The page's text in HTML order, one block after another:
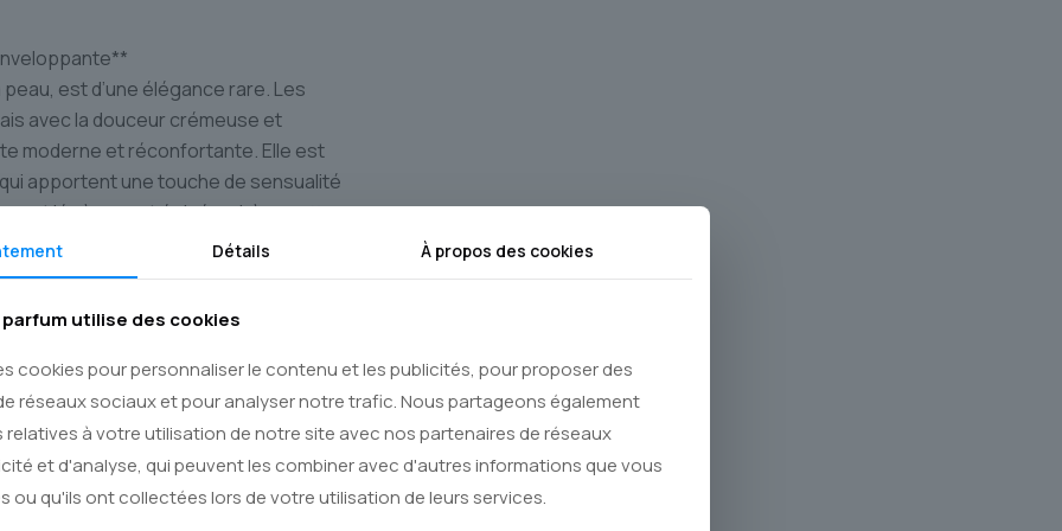
est d’une élégance rare. Les
avec la douceur crémeuse et
moderne et réconfortante. Elle est
apportent une touche de sensualité
et légèrement épicé, achève cette
et un sillage d’une discrétion
qui ne cherche pas à crier, mais
elle apporte une touche de distinction,
s’exprimer. C’est un parfum pour les
chaque instant d’une aura
Détails À propos des cookies
parfum utilise des cookies
cookies pour personnaliser le contenu et les publicités, pour proposer des
réseaux sociaux et pour analyser notre trafic. Nous partageons également
à votre utilisation de notre site avec nos partenaires de réseaux
et d'analyse, qui peuvent les combiner avec d'autres informations que vous
ou qu'ils ont collectées lors de votre utilisation de leurs services.